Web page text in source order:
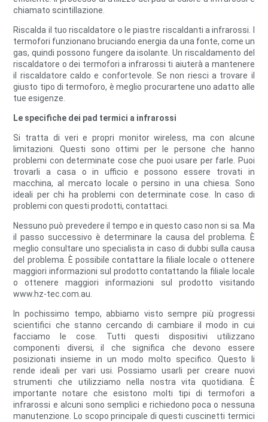
chiamato scintillazione.
Riscalda il tuo riscaldatore o le piastre riscaldanti a infrarossi. I
termofori funzionano bruciando energia da una fonte, come un
gas, quindi possono fungere da isolante. Un riscaldamento del
riscaldatore o dei termofori a infrarossi ti aiuterà a mantenere
il riscaldatore caldo e confortevole. Se non riesci a trovare il
giusto tipo di termoforo, è meglio procurartene uno adatto alle
tue esigenze.
Le specifiche dei pad termici a infrarossi
Si tratta di veri e propri monitor wireless, ma con alcune
limitazioni. Questi sono ottimi per le persone che hanno
problemi con determinate cose che puoi usare per farle. Puoi
trovarli a casa o in ufficio e possono essere trovati in
macchina, al mercato locale o persino in una chiesa. Sono
ideali per chi ha problemi con determinate cose. In caso di
problemi con questi prodotti, contattaci.
Nessuno può prevedere il tempo e in questo caso non si sa. Ma
il passo successivo è determinare la causa del problema. È
meglio consultare uno specialista in caso di dubbi sulla causa
del problema. È possibile contattare la filiale locale o ottenere
maggiori informazioni sul prodotto contattando la filiale locale
o ottenere maggiori informazioni sul prodotto visitando
www.hz-tec.com.au.
In pochissimo tempo, abbiamo visto sempre più progressi
scientifici che stanno cercando di cambiare il modo in cui
facciamo le cose. Tutti questi dispositivi utilizzano
componenti diversi, il che significa che devono essere
posizionati insieme in un modo molto specifico. Questo li
rende ideali per vari usi. Possiamo usarli per creare nuovi
strumenti che utilizziamo nella nostra vita quotidiana. È
importante notare che esistono molti tipi di termofori a
infrarossi e alcuni sono semplici e richiedono poca o nessuna
manutenzione. Lo scopo principale di questi cuscinetti termici